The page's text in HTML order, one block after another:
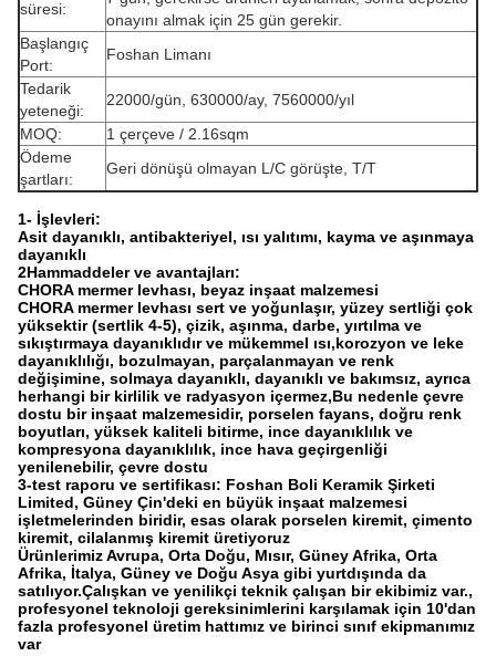
süresi:
onayını almak için 25 gün gerekir.
Başlangıç
Port:
Foshan Limanı
Tedarik
yeteneği:
22000/gün, 630000/ay, 7560000/yıl
MOQ:
1 çerçeve / 2.16sqm
Ödeme
şartları:
Geri dönüşü olmayan L/C görüşte, T/T
1- İşlevleri:
Asit dayanıklı, antibakteriyel, ısı yalıtımı, kayma ve aşınmaya
dayanıklı
2Hammaddeler ve avantajları:
CHORA mermer levhası, beyaz inşaat malzemesi
CHORA mermer levhası sert ve yoğunlaşır, yüzey sertliği çok
yüksektir (sertlik 4-5), çizik, aşınma, darbe, yırtılma ve
sıkıştırmaya dayanıklıdır ve mükemmel ısı,korozyon ve leke
dayanıklılığı, bozulmayan, parçalanmayan ve renk
değişimine, solmaya dayanıklı, dayanıklı ve bakımsız, ayrıca
herhangi bir kirlilik ve radyasyon içermez,Bu nedenle çevre
dostu bir inşaat malzemesidir, porselen fayans, doğru renk
boyutları, yüksek kaliteli bitirme, ince dayanıklılık ve
kompresyona dayanıklılık, ince hava geçirgenliği
yenilenebilir, çevre dostu
3-test raporu ve sertifikası: Foshan Boli Keramik Şirketi
Limited, Güney Çin'deki en büyük inşaat malzemesi
işletmelerinden biridir, esas olarak porselen kiremit, çimento
kiremit, cilalanmış kiremit üretiyoruz
Ürünlerimiz Avrupa, Orta Doğu, Mısır, Güney Afrika, Orta
Afrika, İtalya, Güney ve Doğu Asya gibi yurtdışında da
satılıyor.Çalışkan ve yenilikçi teknik çalışan bir ekibimiz var.,
profesyonel teknoloji gereksinimlerini karşılamak için 10'dan
fazla profesyonel üretim hattımız ve birinci sınıf ekipmanımız
var